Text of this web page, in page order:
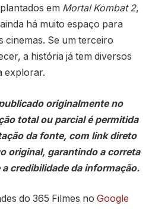
em Mortal Kombat 2,
há muito espaço para
cinemas. Se um terceiro
a história já tem diversos
explorar.
originalmente no
total ou parcial é permitida
da fonte, com link direto
original, garantindo a correta
credibilidade da informação.
do 365 Filmes no Google